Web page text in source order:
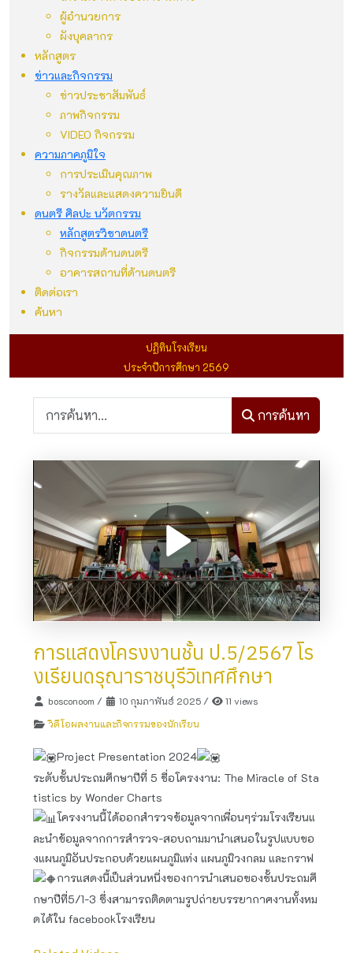
ผู้อำนวยการ
ผังบุคลากร
หลักสูตร
ข่าวและกิจกรรม
ข่าวประชาสัมพันธ์
ภาพกิจกรรม
VIDEO กิจกรรม
ความภาคภูมิใจ
การประเมินคุณภาพ
รางวัลและแสดงความยินดี
ดนตรี ศิลปะ นวัตกรรม
หลักสูตรวิชาดนตรี
กิจกรรมด้านดนตรี
อาคารสถานที่ด้านดนตรี
ติดต่อเรา
ค้นหา
ปฏิทินโรงเรียน
ประจำปีการศึกษา 2569
การค้นหา
การแสดงโครงงานชั้น ป.5/2567 โร
งเรียนดรุณาราชบุรีวิเทศศึกษา
bosconoom / 10 กุมภาพันธ์ 2025/
11 views
วิดีโอผลงานและกิจกรรมของนักเรียน
Project Presentation​ 2024
ระดับชั้นประถมศึกษาปีที่ 5 ชื่อโครงงาน: The Miracle of Sta
tistics by Wonder Charts
โครงงานนี้ได้ออกสำรวจข้อมูลจากเพื่อนๆร่วมโรงเรียนแ
ละนำข้อมูลจากการสำรวจ-สอบถามมานำเสนอในรูปแบบขอ
งแผนภูมิอันประกอบด้วยแผนภูมิแท่ง แผนภูมิวงกลม และกราฟ​
การแสดง​นี้เป็นส่วนหนึ่ง​ของการนำเสนอของชั้นประถม​ศึ
กษา​ปี​ที่​5/1-3 ซึ่งสามารถติดตามรูปถ่ายบรรยากาศ​งานทั้งหม
ดได้ใน facebook​โรงเรียน